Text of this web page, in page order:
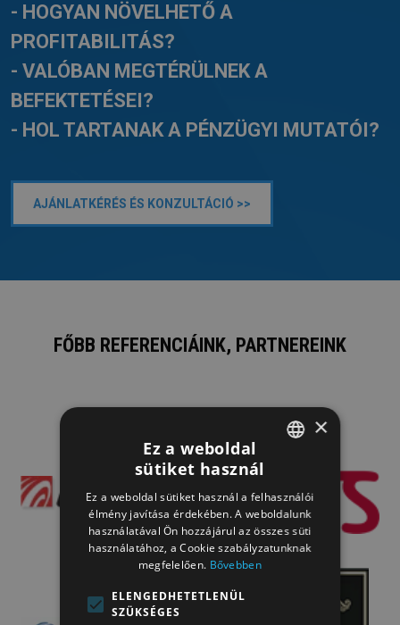
- HOGYAN NÖVELHETŐ A
PROFITABILITÁS?
- VALÓBAN MEGTÉRÜLNEK A
BEFEKTETÉSEI?
- HOL TARTANAK A PÉNZÜGYI MUTATÓI?
AJÁNLATKÉRÉS ÉS KONZULTÁCIÓ >>
FŐBB REFERENCIÁINK, PARTNEREINK
HUNGARIAN
HUNGARIAN
×
Ez a weboldal
sütiket használ
Ez a weboldal sütiket használ a felhasználói
élmény javítása érdekében. A weboldalunk
használatával Ön hozzájárul az összes süti
használatához, a Cookie szabályzatunknak
megfelelően. Bővebben
ELENGEDHETETLENÜL
SZÜKSÉGES